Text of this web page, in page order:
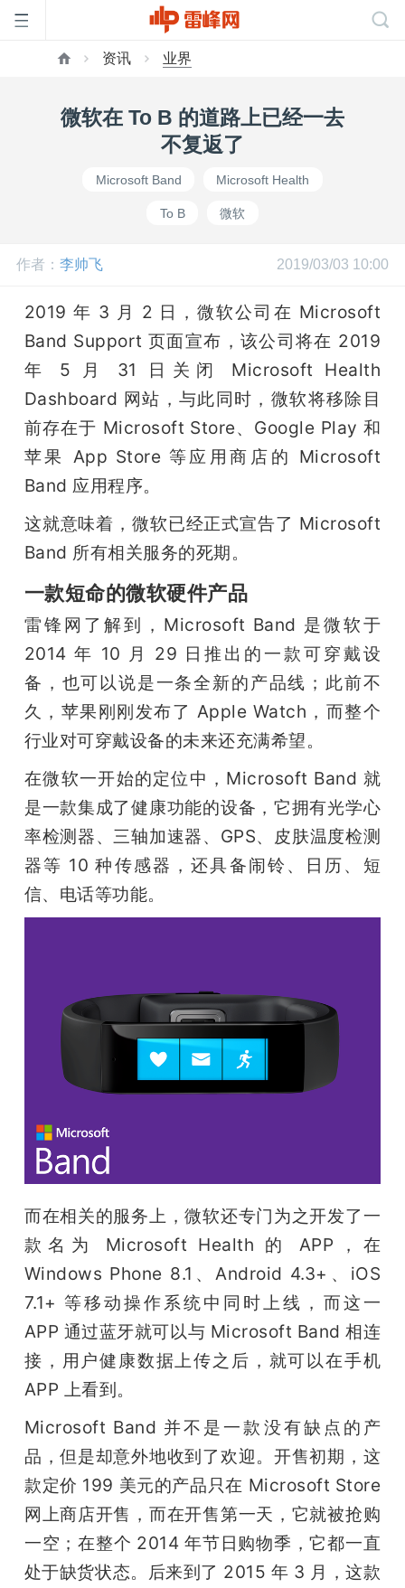
公
开
课
活
中
心
GAIR
专
题
爱
机
资讯 业界
微软在 To B 的道路上已经一去
不复返了
Microsoft Band Microsoft Health
To B 微软
作者： 李帅飞 2019/03/03 10:00
2019 年 3 月 2 日，微软公司在 Microsoft
Band Support 页面宣布，该公司将在 2019
年 5 月 31 日关闭 Microsoft Health
Dashboard 网站，与此同时，微软将移除目
前存在于 Microsoft Store、Google Play 和
苹果 App Store 等应用商店的 Microsoft
Band 应用程序。
这就意味着，微软已经正式宣告了 Microsoft
Band 所有相关服务的死期。
一款短命的微软硬件产品
雷锋网了解到，Microsoft Band 是微软于
2014 年 10 月 29 日推出的一款可穿戴设
备，也可以说是一条全新的产品线；此前不
久，苹果刚刚发布了 Apple Watch，而整个
行业对可穿戴设备的未来还充满希望。
在微软一开始的定位中，Microsoft Band 就
是一款集成了健康功能的设备，它拥有光学心
率检测器、三轴加速器、GPS、皮肤温度检测
器等 10 种传感器，还具备闹铃、日历、短
信、电话等功能。
而在相关的服务上，微软还专门为之开发了一
款名为 Microsoft Health 的 APP，在
Windows Phone 8.1、Android 4.3+、iOS
7.1+ 等移动操作系统中同时上线，而这一
APP 通过蓝牙就可以与 Microsoft Band 相连
接，用户健康数据上传之后，就可以在手机
APP 上看到。
Microsoft Band 并不是一款没有缺点的产
品，但是却意外地收到了欢迎。开售初期，这
款定价 199 美元的产品只在 Microsoft Store
网上商店开售，而在开售第一天，它就被抢购
一空；在整个 2014 年节日购物季，它都一直
处于缺货状态。后来到了 2015 年 3 月，这款